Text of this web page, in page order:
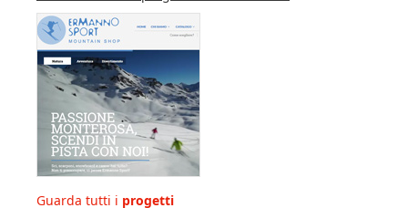
Guarda tutti i progetti